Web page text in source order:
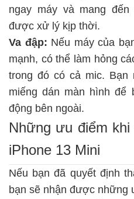
ngay máy và mang
được xử lý kịp thời.
Va đập: Nếu máy của
mạnh, có thể làm hỏng
trong đó có cả mic.
miếng dán màn hình để
động bên ngoài.
Những ưu điểm
iPhone 13 Mini
Nếu bạn đã quyết định
bạn sẽ nhận được những